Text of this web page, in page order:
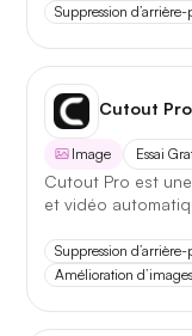
Suppression d’arrière-
Cutout Pro
Image Essai
Cutout Pro est
et vidéo
Suppression d’arrière-
Amélioration d’images